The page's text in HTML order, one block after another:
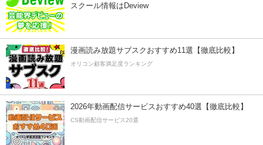
スクール情報はDeview
漫画読み放題サブスクおすすめ11選【徹底比較】
オリコン顧客満足度ランキング
2026年動画配信サービスおすすめ40選【徹底比較】
CS動画配信サービス20選